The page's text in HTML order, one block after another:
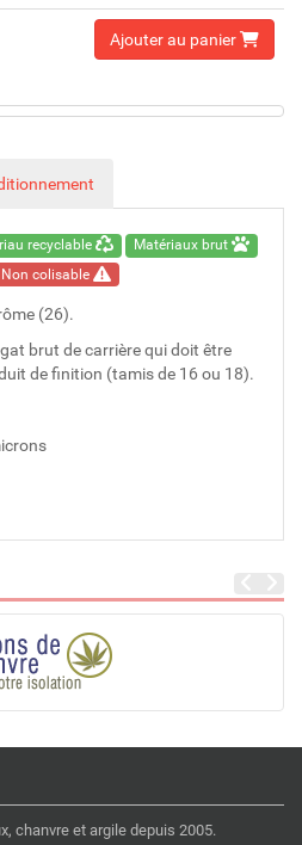
Ajouter au panier
recyclable
Matériaux brut
Non colisable
(26).
brut de carrière qui doit être
de finition (tamis de 16 ou 18).
chanvre et argile depuis 2005.